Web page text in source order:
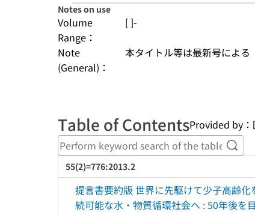
Notes on use
Volume
Range：
[ ]-
Note
(General)：
本タイトル等は最新号による
Table of ContentsProvided by：
55(2)=776:2013.2
提言書要約版 世界に先駆けて少子高齢
続可能な水・物質循環社会へ : 50年後を